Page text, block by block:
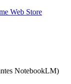
Web Store
NotebookLM)